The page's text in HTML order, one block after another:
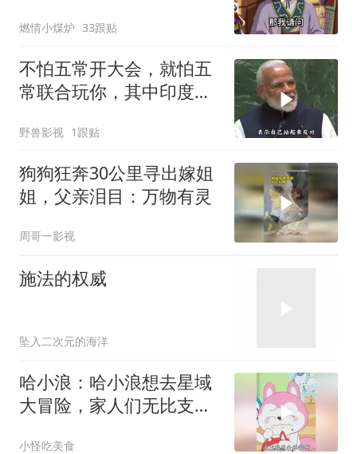
燃情小煤炉 33跟贴
不怕五常开大会，就怕五
常联合玩你，其中印度大
野兽影视 1跟贴
狗狗狂奔30公里寻出嫁姐
姐，父亲泪目：万物有灵
周哥一影视
施法的权威
坠入二次元的海洋
哈小浪：哈小浪想去星域
大冒险，家人们无比支
小怪吃美食